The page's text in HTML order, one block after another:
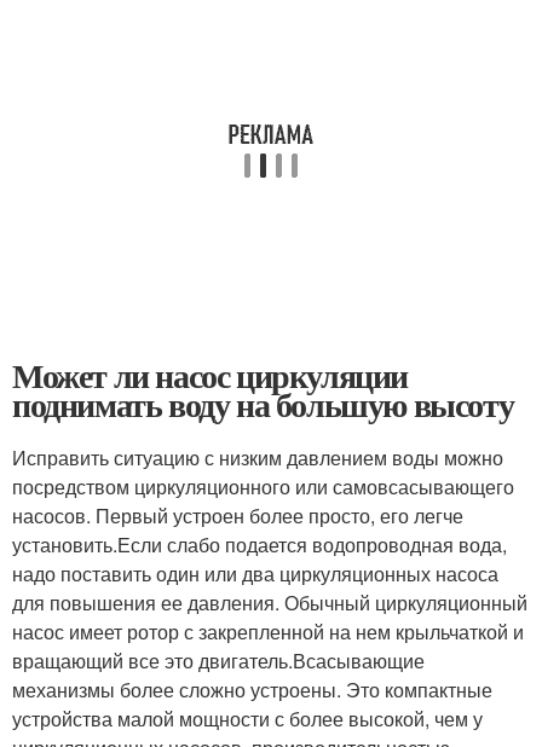
Может ли насос циркуляции
поднимать воду на большую высоту
Исправить ситуацию с низким давлением воды можно
посредством циркуляционного или самовсасывающего
насосов. Первый устроен более просто, его легче
установить.Если слабо подается водопроводная вода,
надо поставить один или два циркуляционных насоса
для повышения ее давления. Обычный циркуляционный
насос имеет ротор с закрепленной на нем крыльчаткой и
вращающий все это двигатель.Всасывающие
механизмы более сложно устроены. Это компактные
устройства малой мощности с более высокой, чем у